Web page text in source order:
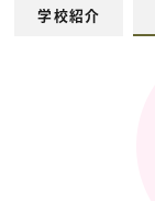
学校紹介